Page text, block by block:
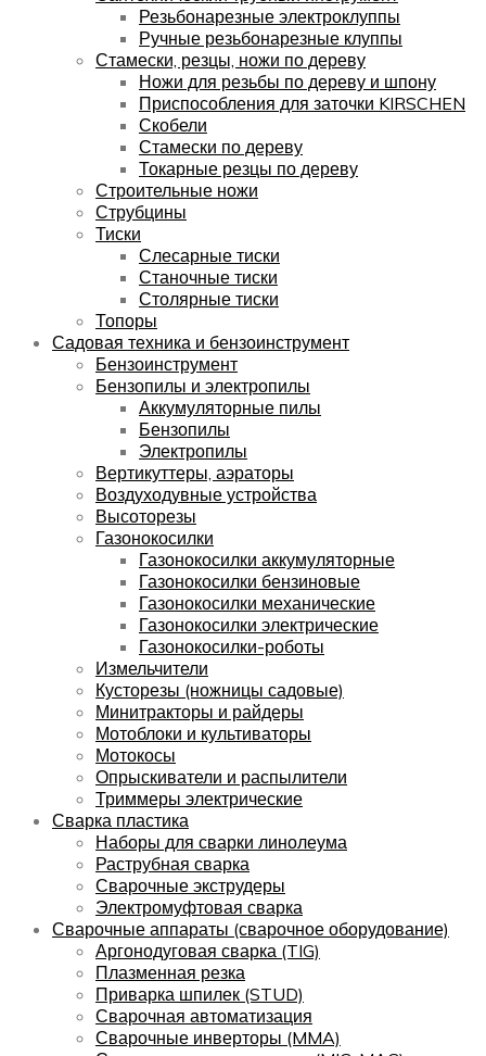
Резьбонарезные электроклуппы
Ручные резьбонарезные клуппы
Стамески, резцы, ножи по дереву
Ножи для резьбы по дереву и шпону
Приспособления для заточки KIRSCHEN
Скобели
Стамески по дереву
Токарные резцы по дереву
Строительные ножи
Струбцины
Тиски
Слесарные тиски
Станочные тиски
Столярные тиски
Топоры
Садовая техника и бензоинструмент
Бензоинструмент
Бензопилы и электропилы
Аккумуляторные пилы
Бензопилы
Электропилы
Вертикуттеры, аэраторы
Воздуходувные устройства
Высоторезы
Газонокосилки
Газонокосилки аккумуляторные
Газонокосилки бензиновые
Газонокосилки механические
Газонокосилки электрические
Газонокосилки-роботы
Измельчители
Кусторезы (ножницы садовые)
Минитракторы и райдеры
Мотоблоки и культиваторы
Мотокосы
Опрыскиватели и распылители
Триммеры электрические
Сварка пластика
Наборы для сварки линолеума
Раструбная сварка
Сварочные экструдеры
Электромуфтовая сварка
Сварочные аппараты (сварочное оборудование)
Аргонодуговая сварка (TIG)
Плазменная резка
Приварка шпилек (STUD)
Сварочная автоматизация
Сварочные инверторы (MMA)